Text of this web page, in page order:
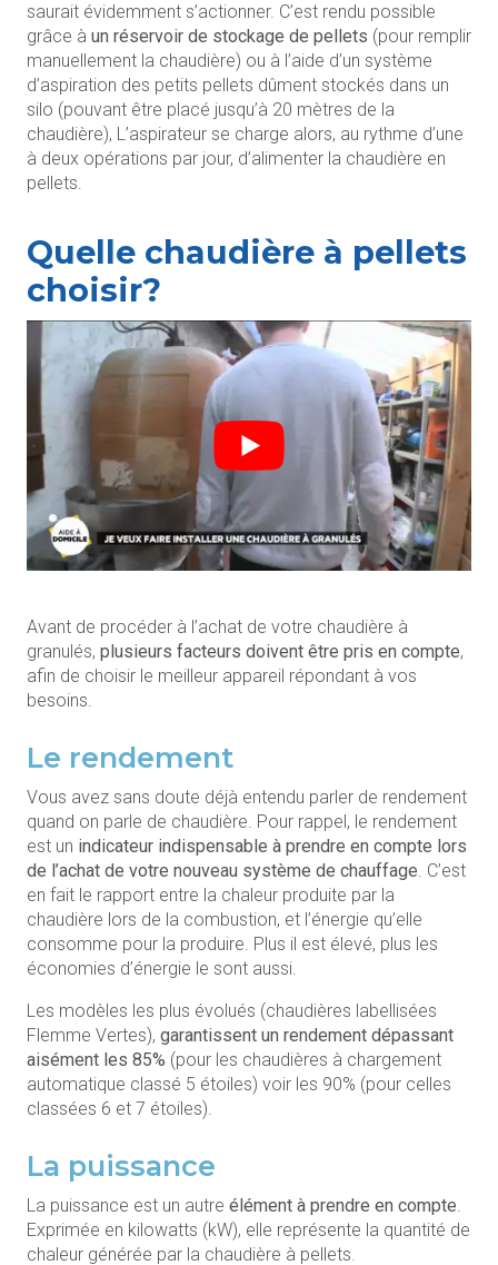
saurait évidemment s’actionner. C’est rendu possible
grâce à un réservoir de stockage de pellets (pour remplir
manuellement la chaudière) ou à l’aide d’un système
d’aspiration des petits pellets dûment stockés dans un
silo (pouvant être placé jusqu’à 20 mètres de la
chaudière), L’aspirateur se charge alors, au rythme d’une
à deux opérations par jour, d’alimenter la chaudière en
pellets.
Quelle chaudière à pellets
choisir?
Avant de procéder à l’achat de votre chaudière à
granulés, plusieurs facteurs doivent être pris en compte,
afin de choisir le meilleur appareil répondant à vos
besoins.
Le rendement
Vous avez sans doute déjà entendu parler de rendement
quand on parle de chaudière. Pour rappel, le rendement
est un indicateur indispensable à prendre en compte lors
de l’achat de votre nouveau système de chauffage. C’est
en fait le rapport entre la chaleur produite par la
chaudière lors de la combustion, et l’énergie qu’elle
consomme pour la produire. Plus il est élevé, plus les
économies d’énergie le sont aussi.
Les modèles les plus évolués (chaudières labellisées
Flemme Vertes), garantissent un rendement dépassant
aisément les 85% (pour les chaudières à chargement
automatique classé 5 étoiles) voir les 90% (pour celles
classées 6 et 7 étoiles).
La puissance
La puissance est un autre élément à prendre en compte.
Exprimée en kilowatts (kW), elle représente la quantité de
chaleur générée par la chaudière à pellets.